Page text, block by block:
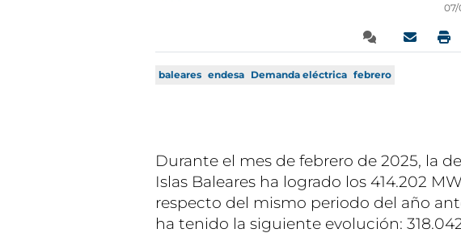
07/
baleares endesa Demanda eléctrica febrero
Durante el mes de febrero de 2025, la
Islas Baleares ha logrado los 414.202
respecto del mismo periodo del año
ha tenido la siguiente evolución: